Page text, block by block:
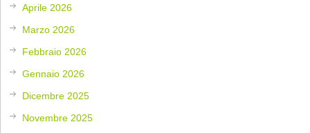
Aprile 2026
Marzo 2026
Febbraio 2026
Gennaio 2026
Dicembre 2025
Novembre 2025